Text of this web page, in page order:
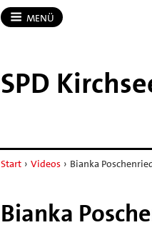
MENÜ
SPD
Start › Videos › Bianka
Bianka